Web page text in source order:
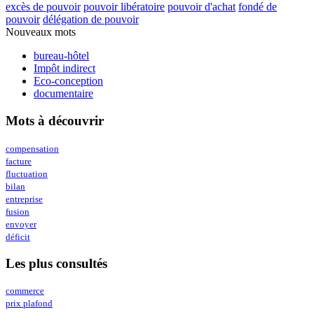
excès de pouvoir pouvoir libératoire pouvoir d'achat fondé de
pouvoir délégation de pouvoir
Nouveaux mots
bureau-hôtel
Impôt indirect
Eco-conception
documentaire
Mots à découvrir
compensation
facture
fluctuation
bilan
entreprise
fusion
envoyer
déficit
Les plus consultés
commerce
prix plafond